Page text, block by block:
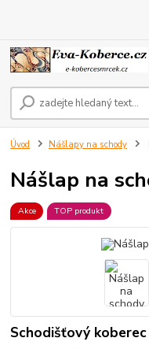
Úvod Nášlapy na schody
Nášlap na
Akce TOP produkt
Schodišťový